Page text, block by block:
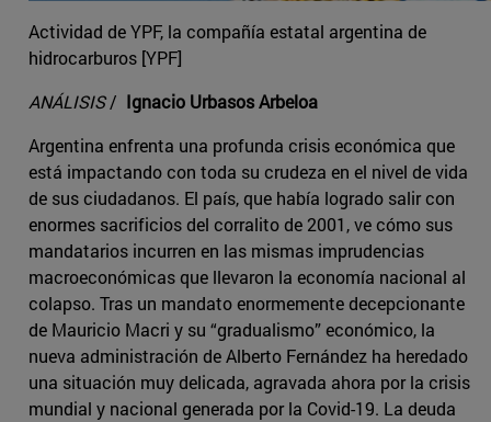
Actividad de YPF, la compañía estatal argentina de
hidrocarburos [YPF]
ANÁLISIS/ Ignacio Urbasos Arbeloa
Argentina enfrenta una profunda crisis económica que
está impactando con toda su crudeza en el nivel de vida
de sus ciudadanos. El país, que había logrado salir con
enormes sacrificios del corralito de 2001, ve cómo sus
mandatarios incurren en las mismas imprudencias
macroeconómicas que llevaron la economía nacional al
colapso. Tras un mandato enormemente decepcionante
de Mauricio Macri y su “gradualismo” económico, la
nueva administración de Alberto Fernández ha heredado
una situación muy delicada, agravada ahora por la crisis
mundial y nacional generada por la Covid-19. La deuda